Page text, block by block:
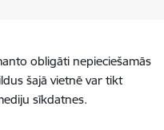
obligāti nepieciešamās
šajā vietnē var tikt
sīkdatnes.